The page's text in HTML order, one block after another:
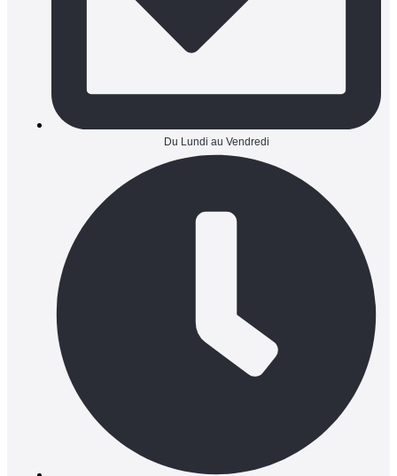
Du Lundi au Vendredi